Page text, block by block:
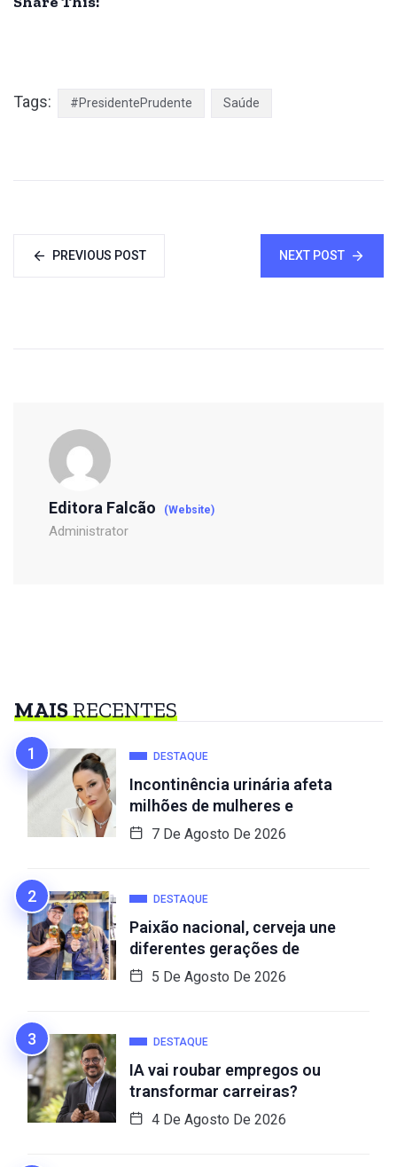
Tags: #PresidentePrudente Saúde
PREVIOUS POST NEXT POST
Editora Falcão (Website)
Administrator
MAISRECENTES
DESTAQUE
Incontinência urinária afeta
milhões de mulheres e
7 De Agosto De 2026
DESTAQUE
Paixão nacional, cerveja une
diferentes gerações de
5 De Agosto De 2026
DESTAQUE
IA vai roubar empregos ou
transformar carreiras?
4 De Agosto De 2026